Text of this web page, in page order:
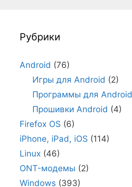
Рубрики
Android (76)
Игры для Android (2)
Программы для Android
Прошивки Android (4)
Firefox OS (6)
iPhone, iPad, iOS (114)
Linux (46)
ONT-модемы (2)
Windows (393)